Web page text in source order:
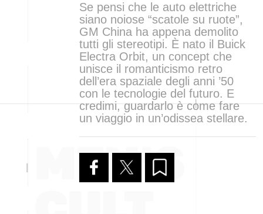
Se pensi che le auto elettriche
siano noiose “scatole su ruote”,
GM China ha appena demolito
tutti gli stereotipi. È nato il Buick
Electra Orbit, un concept che
unisce il romanticismo retro
dell’era spaziale degli anni ’50
con le tecnologie del futuro. E
credimi, guardarlo è come fare
un viaggio in un’odissea stellare.